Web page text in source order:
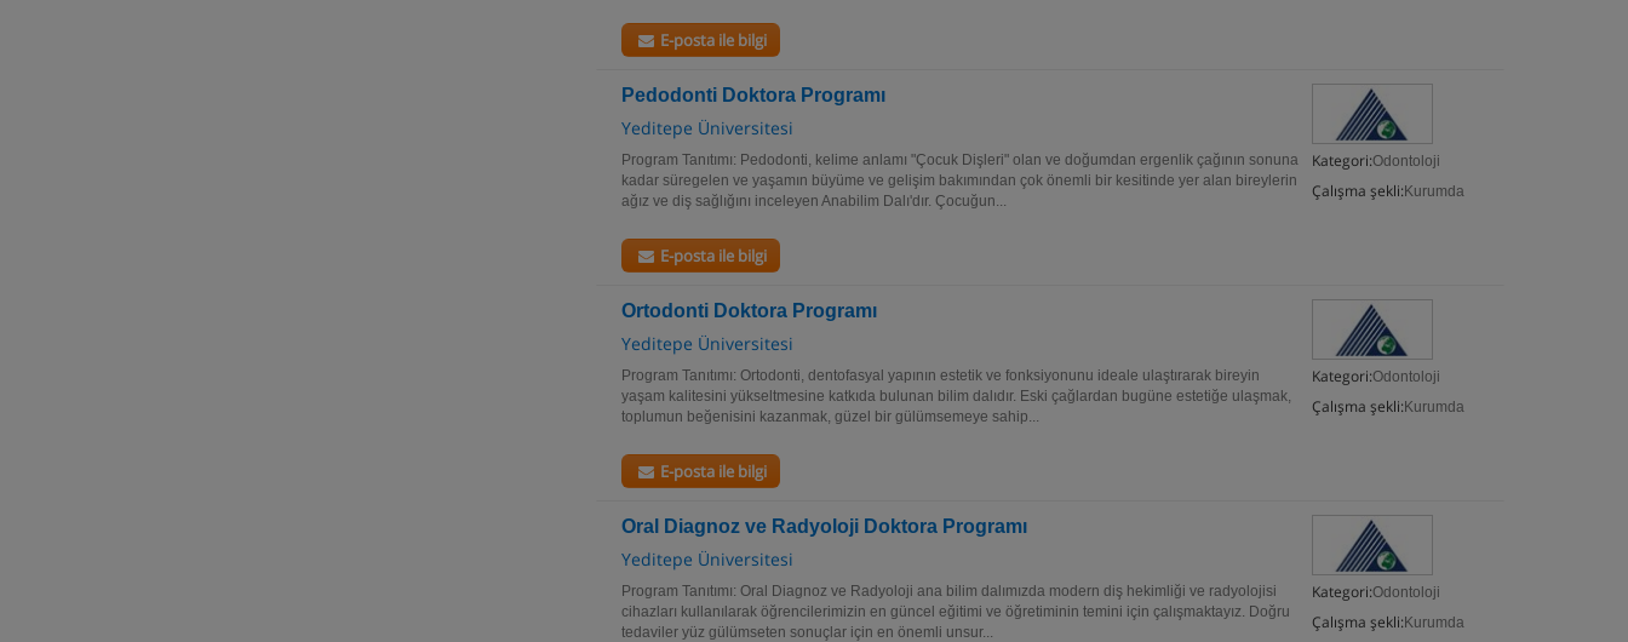
E-posta ile bilgi
Pedodonti Doktora Programı
Yeditepe Üniversitesi
Kategori:Odontoloji
Çalışma şekli: Kurumda
Program Tanıtımı: Pedodonti, kelime anlamı "Çocuk Dişleri" olan ve doğumdan ergenlik çağının sonuna
kadar süregelen ve yaşamın büyüme ve gelişim bakımından çok önemli bir kesitinde yer alan bireylerin
ağız ve diş sağlığını inceleyen Anabilim Dalı'dır. Çocuğun...
E-posta ile bilgi
Ortodonti Doktora Programı
Yeditepe Üniversitesi
Kategori:Odontoloji
Çalışma şekli: Kurumda
Program Tanıtımı: Ortodonti, dentofasyal yapının estetik ve fonksiyonunu ideale ulaştırarak bireyin
yaşam kalitesini yükseltmesine katkıda bulunan bilim dalıdır. Eski çağlardan bugüne estetiğe ulaşmak,
toplumun beğenisini kazanmak, güzel bir gülümsemeye sahip...
E-posta ile bilgi
Oral Diagnoz ve Radyoloji Doktora Programı
Yeditepe Üniversitesi
Kategori:Odontoloji
Çalışma şekli: Kurumda
Program Tanıtımı: Oral Diagnoz ve Radyoloji ana bilim dalımızda modern diş hekimliği ve radyolojisi
cihazları kullanılarak öğrencilerimizin en güncel eğitimi ve öğretiminin temini için çalışmaktayız. Doğru
tedaviler yüz gülümseten sonuçlar için en önemli unsur...